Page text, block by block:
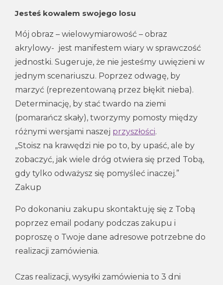
Jesteś kowalem swojego losu
Mój obraz – wielowymiarowość – obraz
akrylowy- jest manifestem wiary w sprawczość
jednostki. Sugeruje, że nie jesteśmy uwięzieni w
jednym scenariuszu. Poprzez odwagę, by
marzyć (reprezentowaną przez błękit nieba).
Determinację, by stać twardo na ziemi
(pomarańcz skały), tworzymy pomosty między
różnymi wersjami naszej przyszłości.
„Stoisz na krawędzi nie po to, by upaść, ale by
zobaczyć, jak wiele dróg otwiera się przed Tobą,
gdy tylko odważysz się pomyśleć inaczej.”
Zakup
Po dokonaniu zakupu skontaktuję się z Tobą
poprzez email podany podczas zakupu i
poproszę o Twoje dane adresowe potrzebne do
realizacji zamówienia.
Czas realizacji, wysyłki zamówienia to 3 dni